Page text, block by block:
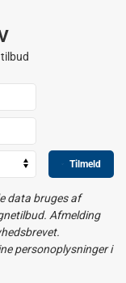
Tilmeld
data bruges af
Afmelding
personoplysninger i